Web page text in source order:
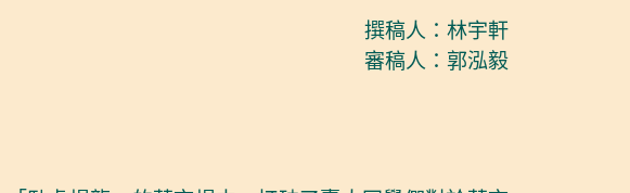
撰稿人：林宇軒
審稿人：郭泓毅